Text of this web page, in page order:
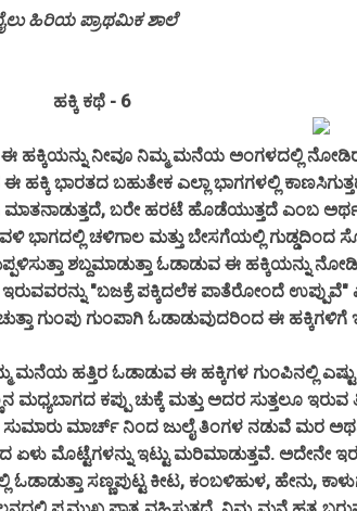
ಹಿರಿಯ ಪ್ರಾಥಮಿಕ ಶಾಲೆ
ಕಥೆ - 6
ನೀವೂ ನಿಮ್ಮ ಮನೆಯ ಅಂಗಳದಲ್ಲಿ
ಹಕ್ಕಿ ಭಾರತದ ಬಹುತೇಕ ಎಲ್ಲಾ ಭಾಗಗಳಲ್ಲಿ
ಬರೇ ಹರಟೆ ಹೊಡೆಯುತ್ತದೆ ಎಂಬ
ಭಾಗದಲ್ಲಿ ಚಳಿಗಾಲ ಮತ್ತು ಬೇಸಗೆಯಲ್ಲಿ ಗುಡ್ಡದಿಂದ
ಶಬ್ದಮಾಡುತ್ತಾ ಓಡಾಡುವ ಈ ಹಕ್ಕಿಯನ್ನು
ಇರುವವರನ್ನು "ಬಜಕ್ರೆ ಪಕ್ಕಿದಲೆಕ ಪಾತೆರೋಂದೆ
ಗುಂಪು ಗುಂಪಾಗಿ ಓಡಾಡುವುದರಿಂದ ಈ
ಹತ್ತಿರ ಓಡಾಡುವ ಈ ಹಕ್ಕಿಗಳ ಗುಂಪಿನಲ್ಲಿ ಎಷ್ಟು
ಮಧ್ಯಬಾಗದ ಕಪ್ಪು ಚುಕ್ಕೆ ಮತ್ತು ಅದರ ಸುತ್ತಲೂ
ಮಾರ್ಚ್ ನಿಂದ ಜುಲೈ ತಿಂಗಳ ನಡುವೆ ಮರ
ಮೊಟ್ಟೆಗಳನ್ನು ಇಟ್ಟು ಮರಿಮಾಡುತ್ತವೆ. ಅದೇನೇ
ಓಡಾಡುತ್ತಾ ಸಣ್ಣಪುಟ್ಟ ಕೀಟ, ಕಂಬಳಿಹುಳ, ಹೇನು,